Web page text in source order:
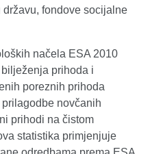
fondove socijalne
načela ESA 2010
prihoda i
poreznih prihoda
novčanih
prihodi na čistom
statistika primjenjuje